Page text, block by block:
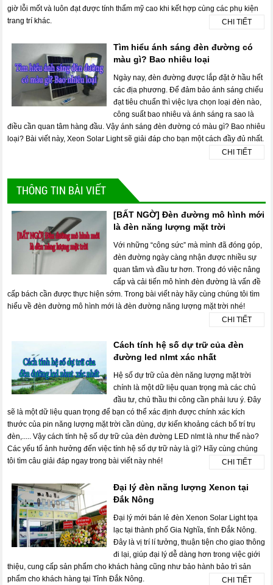
giờ lỗi mốt và luôn đạt được tính thẩm mỹ cao khi kết hợp cùng các phụ kiện
trang trí khác.
CHI TIẾT
Tìm hiểu ánh sáng đèn đường có
màu gì? Bao nhiêu loại
Ngày nay, đèn đường được lắp đặt ở hầu hết
các địa phương. Để đảm bảo ánh sáng chiếu
đạt tiêu chuẩn thì việc lựa chọn loại đèn nào,
công suất bao nhiêu và ánh sáng ra sao là
điều cần quan tâm hàng đầu. Vậy ánh sáng đèn đường có màu gì? Bao nhiêu
loại? Bài viết này, Xeon Solar Light sẽ giải đáp cho bạn một cách đầy đủ nhất.
CHI TIẾT
THÔNG TIN BÀI VIẾT
[BẤT NGỜ] Đèn đường mô hình mới
là đèn năng lượng mặt trời
Với những “công sức” mà mình đã đóng góp,
đèn đường ngày càng nhận được nhiều sự
quan tâm và đầu tư hơn. Trong đó việc nâng
cấp và cải tiến mô hình đèn đường là vấn đề
cấp bách cần được thực hiện sớm. Trong bài viết này hãy cùng chúng tôi tìm
hiểu về đèn đường mô hình mới là đèn đường năng lượng mặt trời nhé!
CHI TIẾT
Cách tính hệ số dự trữ của đèn
đường led nlmt xác nhất
Hệ số dự trữ của đèn năng lượng mặt trời
chính là một dữ liệu quan trọng mà các chủ
đầu tư, chủ thầu thi công cần phải lưu ý. Đây
sẽ là một dữ liệu quan trọng để bạn có thể xác định được chính xác kích
thước của pin năng lượng mặt trời cần dùng, dự kiến khoảng cách bố trí trụ
đèn,..... Vậy cách tính hệ số dự trữ của đèn đường LED nlmt là như thế nào?
Các yếu tố ảnh hưởng đến việc tính hệ số dự trữ này là gì? Hãy cùng chúng
tôi tìm câu giải đáp ngay trong bài viết này nhé!
CHI TIẾT
Đại lý đèn năng lượng Xenon tại
Đắk Nông
Đại lý mới bán lẻ đèn Xenon Solar Light tọa
lạc tại thành phố Gia Nghĩa, tỉnh Đắk Nông.
Đây là vị trí lí tưởng, thuận tiện cho giao thông
đi lại, giúp đại lý dễ dàng hơn trong việc giới
thiệu, cung cấp sản phẩm cho khách hàng cũng như bảo hành bảo trì sản
phẩm cho khách hàng tại Tỉnh Đắk Nông.
CHI TIẾT